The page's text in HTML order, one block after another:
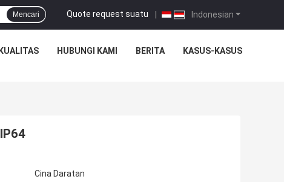
Indonesian
Quote request suatu |
Mencari
HUBUNGI KAMI BERITA KASUS-KASUS
Cina Daratan